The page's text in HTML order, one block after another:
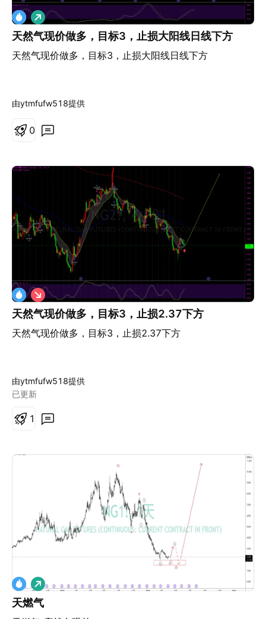
天然气现价做多，目标3，止损大阳线日线下方
天然气现价做多，目标3，止损大阳线日线下方
做
多
由ytmfufw518提供
0
天然气现价做多，目标3，止损2.37下方
天然气现价做多，目标3，止损2.37下方
做
空
由ytmfufw518提供
已更新
1
天燃气
做
多